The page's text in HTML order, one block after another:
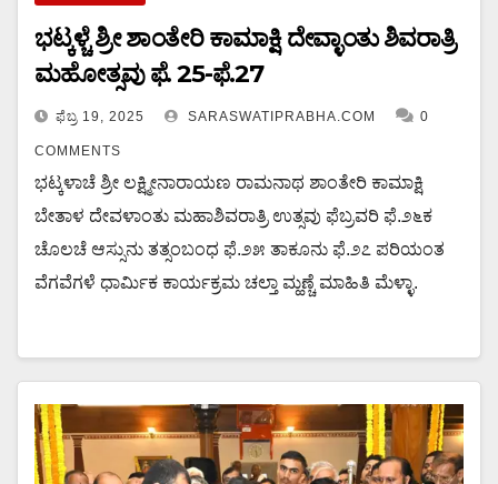
ಭಟ್ಕಳ್ಚೆ ಶ್ರೀ ಶಾಂತೇರಿ ಕಾಮಾಕ್ಷಿ ದೇವ್ಳಾಂತು ಶಿವರಾತ್ರಿ
ಮಹೋತ್ಸವು ಫೆ. 25-ಫೆ.27
ಫೆಬ್ರ 19, 2025 SARASWATIPRABHA.COM 0
COMMENTS
ಭಟ್ಕಳಾಚೆ ಶ್ರೀ ಲಕ್ಷ್ಮೀನಾರಾಯಣ ರಾಮನಾಥ ಶಾಂತೇರಿ ಕಾಮಾಕ್ಷಿ
ಬೇತಾಳ ದೇವಳಾಂತು ಮಹಾಶಿವರಾತ್ರಿ ಉತ್ಸವು ಫೆಬ್ರವರಿ ಫೆ.೨೬ಕ
ಚೊಲಚೆ ಆಸ್ಸುನು ತತ್ಸಂಬಂಧ ಫೆ.೨೫ ತಾಕೂನು ಫೆ.೨೭ ಪರಿಯಂತ
ವೆಗವೆಗಳೆ ಧಾರ್ಮಿಕ ಕಾರ್ಯಕ್ರಮ ಚಲ್ತಾ ಮ್ಹಣ್ಚೆ ಮಾಹಿತಿ ಮೆಳ್ಳಾ.